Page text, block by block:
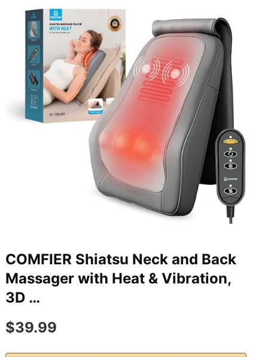
COMFIER Shiatsu Neck and Back
Massager with Heat & Vibration,
3D …
$39.99